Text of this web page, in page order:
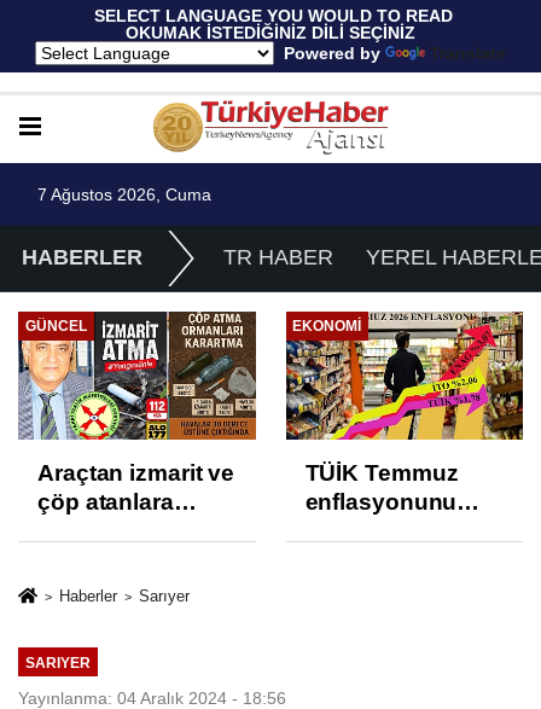
SELECT LANGUAGE YOU WOULD TO READ
OKUMAK İSTEDİĞİNİZ DİLİ SEÇİNİZ
Powered by
Translate
7 Ağustos 2026, Cuma
HABERLER TR HABER YEREL
GÜNCEL
Araçtan izmarit ve
çöp atanlara
izmariti
EKONOMI
TÜİK Temmuz
enflasyonunu
Haberler Sarıyer
SARIYER
Yayınlanma: 04 Aralık 2024 - 18:56